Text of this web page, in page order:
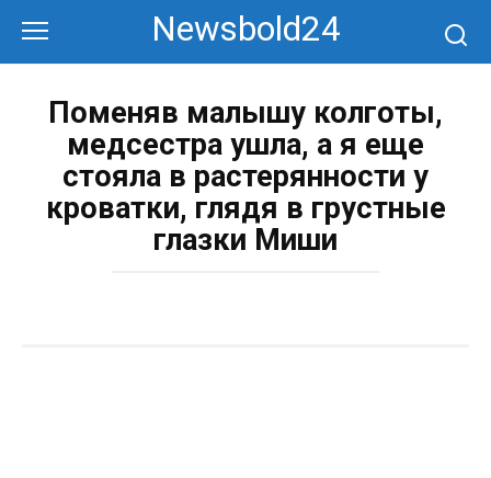
контенту
Newsbold24
Поменяв малышу колготы,
медсестра ушла, а я еще
стояла в растерянности у
кроватки, глядя в грустные
глазки Миши